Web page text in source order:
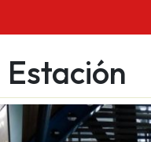
Estación